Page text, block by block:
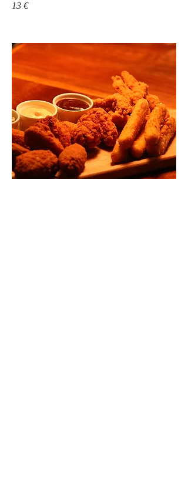
13 €